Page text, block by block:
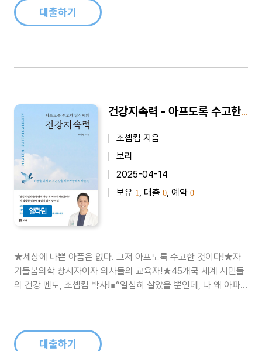
실을 밝혀낸다...
대출하기
알라딘
건강지속력 - 아프도록 수고한 당신에게
조셉킴 지음
보리
2025-04-14
보유 1 , 대출 0 , 예약 0
★세상에 나쁜 아픔은 없다. 그저 아프도록 수고한 것이다!★자
기돌봄의학 창시자이자 의사들의 교육자!★45개국 세계 시민들
의 건강 멘토, 조셉킴 박사!∎“열심히 살았을 뿐인데, 나 왜 아파
스트레스를..
대출하기